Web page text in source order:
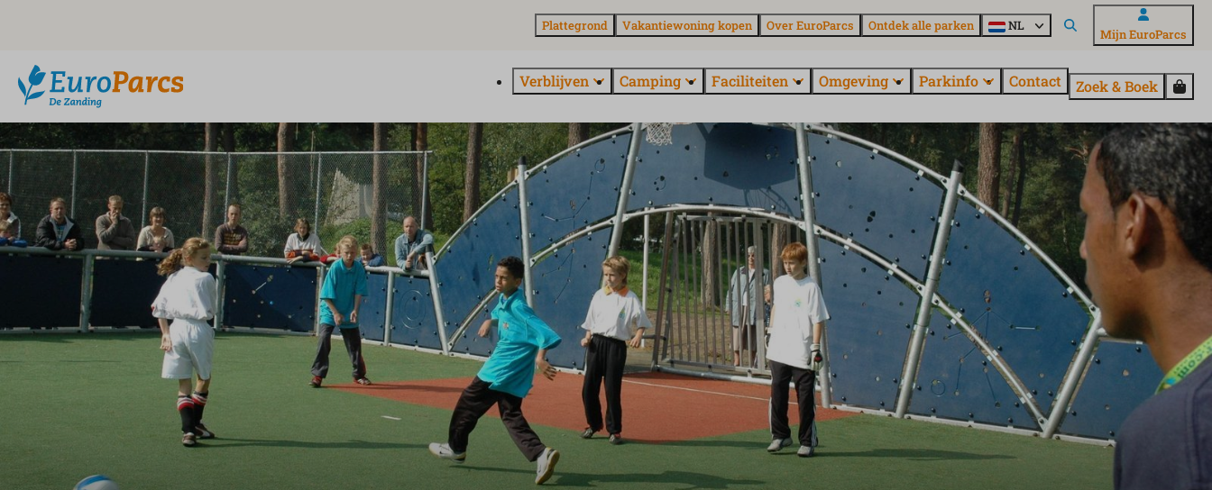
Plattegrond Vakantiewoning kopen Over EuroParcs Ontdek alle parken NL
Mijn EuroParcs
Verblijven Camping Faciliteiten Omgeving Parkinfo Contact Zoek & Boek